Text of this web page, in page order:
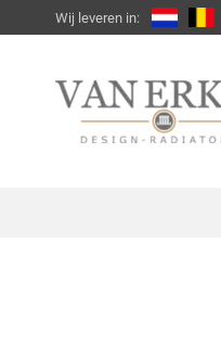
Wij leveren in: